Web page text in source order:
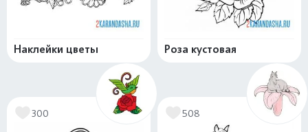
Наклейки цветы Роза кустовая
300 508